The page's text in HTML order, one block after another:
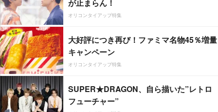
が止まらん！
オリコンタイアップ特集
大好評につき再び！ファミマ名物45％増量
キャンペーン
オリコンタイアップ特集
SUPER★DRAGON、自ら描いた”レトロ
フューチャー”